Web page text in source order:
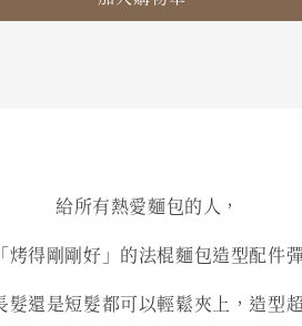
給所有熱愛麵包的人，
烤得剛剛好」的法棍麵包造型配件
髮還是短髮都可以輕鬆夾上，造型